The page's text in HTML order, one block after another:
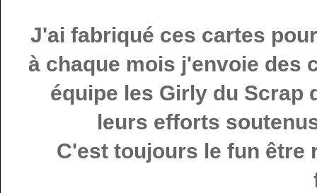
J'ai fabriqué ces cartes
à chaque mois j'envoie des
équipe les Girly du Scrap
leurs efforts
C'est toujours le fun être